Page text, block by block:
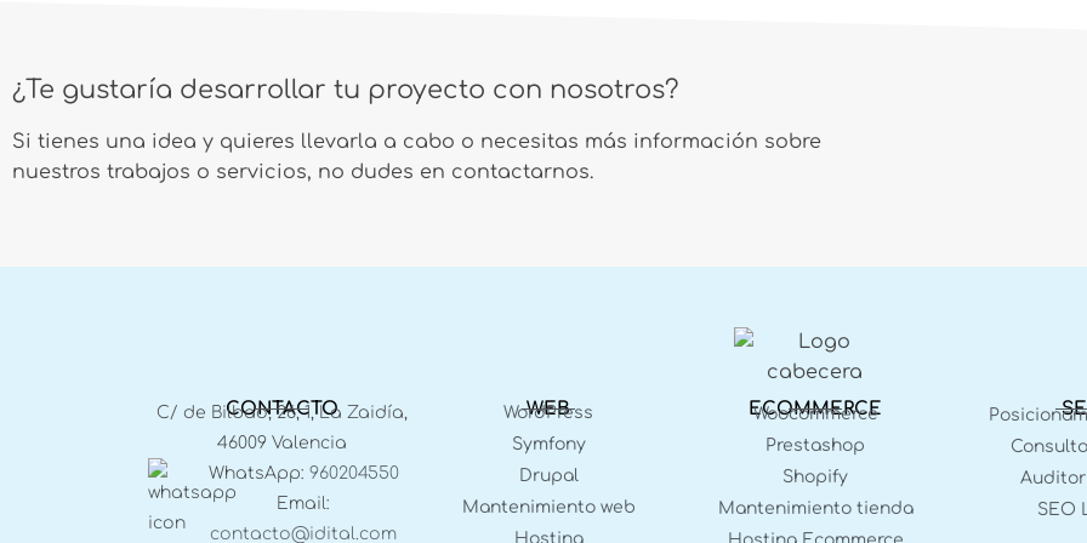
¿Te gustaría desarrollar tu proyecto con nosotros?
Si tienes una idea y quieres llevarla a cabo o necesitas más información sobre
nuestros trabajos o servicios, no dudes en contactarnos.
CONTACTO
C/ de Bilbao, 26, 1, La Zaidía,
46009 Valencia
WhatsApp: 960204550
Email:
contacto@idital.com
WEB
WordPress
Symfony
Drupal
Mantenimiento web
Hosting
ECOMMERCE
Woocommerce
Prestashop
Shopify
Mantenimiento tienda
SEO